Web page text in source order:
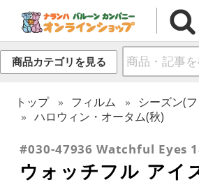
商品カテゴリを見る
トップ フィルム
シーズン(
ハロウィン・オータム(秋)
#030-47936 Watchful Eyes
ウォッチフル アイ